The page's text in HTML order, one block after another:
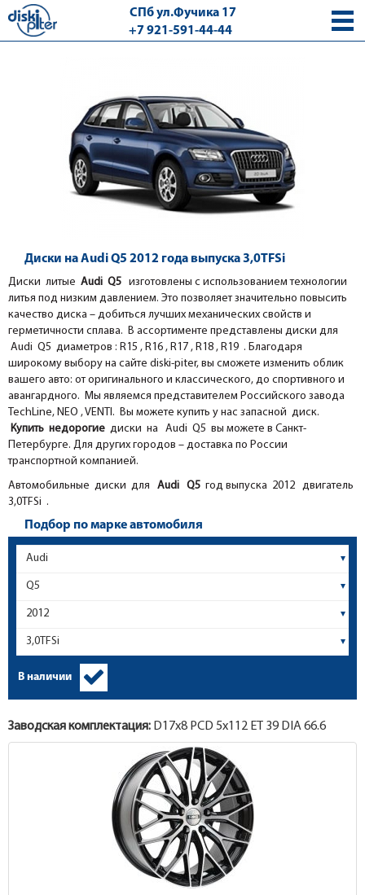
СПб ул.Фучика 17
+7 921-591-44-44
Диски на Audi Q5 2012 года выпуска 3,0TFSi
Диски литые Audi Q5 изготовлены с использованием технологии
литья под низким давлением. Это позволяет значительно повысить
качество диска – добиться лучших механических свойств и
герметичности сплава. В ассортименте представлены диски для
Audi Q5 диаметров : R15 , R16 , R17 , R18 , R19 . Благодаря
широкому выбору на сайте diski-piter, вы сможете изменить облик
вашего авто: от оригинального и классического, до спортивного и
авангардного. Мы являемся представителем Российского завода
TechLine, NEO , VENTI. Вы можете купить у нас запасной диск.
Купить недорогие диски на Audi Q5 вы можете в Санкт-
Петербурге. Для других городов – доставка по России
транспортной компанией.
Автомобильные диски для
Audi Q5 год выпуска 2012 двигатель
3,0TFSi .
Подбор по марке автомобиля
В наличии
Заводская комплектация: D17x8 PCD 5x112 ET 39 DIA 66.6